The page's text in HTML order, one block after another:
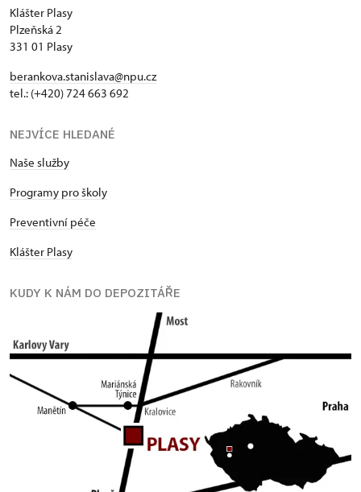
Klášter Plasy
Plzeňská 2
331 01 Plasy
berankova.stanislava@npu.cz
tel.: (+420) 724 663 692
NEJVÍCE HLEDANÉ
Naše služby
Programy pro školy
Preventivní péče
Klášter Plasy
KUDY K NÁM DO DEPOZITÁŘE